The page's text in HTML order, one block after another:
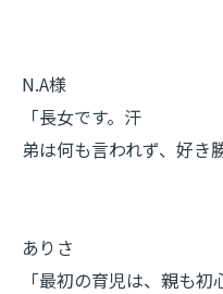
N.A様
「長女です。汗
弟は何も言われず、好き
ありさ
「最初の育児は、親も